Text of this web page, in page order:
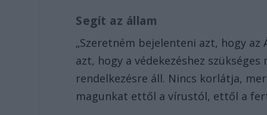
Segít az állam
„Szeretném bejelenteni azt, hogy
azt, hogy a védekezéshez
rendelkezésre áll. Nincs korlátja,
magunkat ettől a vírustól, ettől a